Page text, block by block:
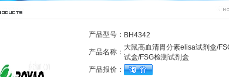
产品型号： BH4342
产品名称：
大鼠高血清胃分素elisa试剂盒/
试盒/FSG检测试剂盒
产品报价：